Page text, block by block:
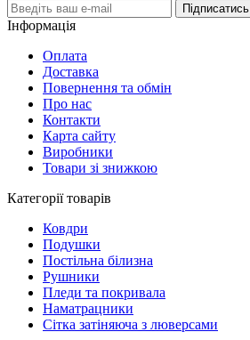
Підписатись
Інформація
Оплата
Доставка
Повернення та обмін
Про нас
Контакти
Карта сайту
Виробники
Товари зі знижкою
Категорії товарів
Ковдри
Подушки
Постільна білизна
Рушники
Пледи та покривала
Наматрацники
Сітка затіняюча з люверсами